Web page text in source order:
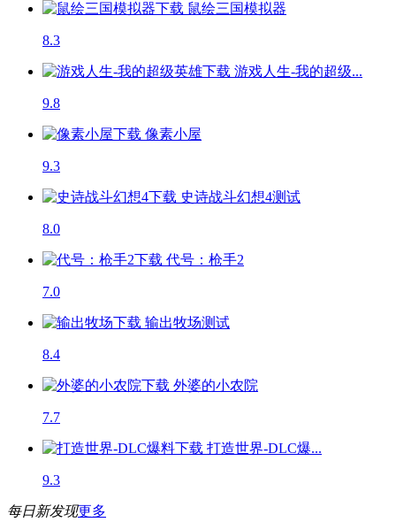
鼠绘三国模拟器
8.3
游戏人生-我的超级...
9.8
像素小屋
9.3
史诗战斗幻想4测试
8.0
代号：枪手2
7.0
输出牧场测试
8.4
外婆的小农院
7.7
打造世界-DLC爆...
9.3
每日新发现更多